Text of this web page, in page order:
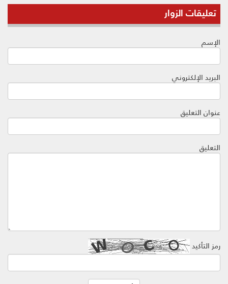
تعليقات الزوار
الإسم
البريد الإلكتروني
عنوان التعليق
التعليق
رمز التأكيد